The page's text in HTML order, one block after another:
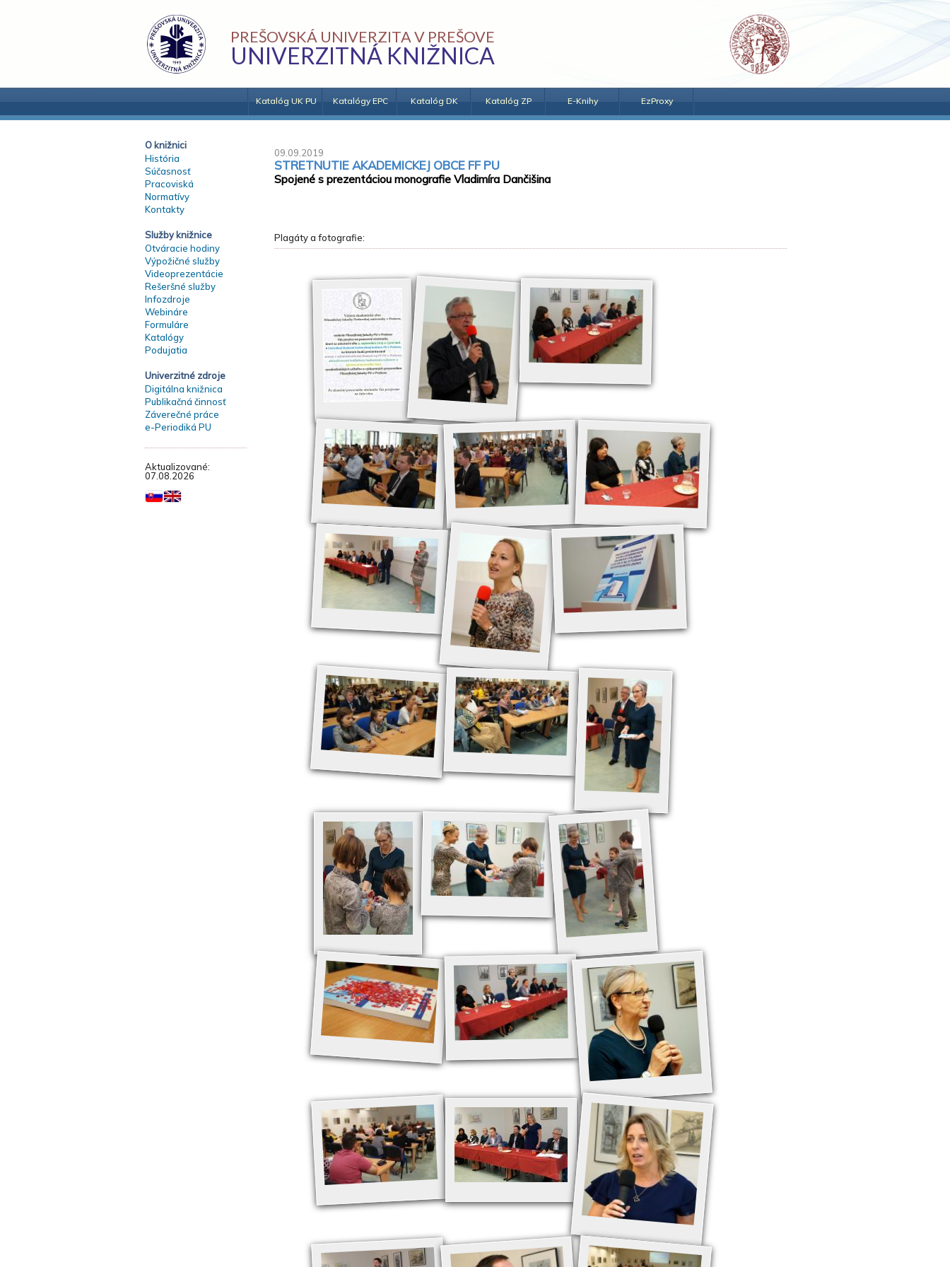
PREŠOVSKÁ UNIVERZITA V PREŠOVE
UNIVERZITNÁ KNIŽNICA
Katalóg UK PU Katalógy EPC Katalóg DK Katalóg ZP E-Knihy EzProxy
O knižnici
História
Súčasnosť
Pracoviská
Normatívy
Kontakty
Služby knižnice
Otváracie hodiny
Výpožičné služby
Videoprezentácie
Rešeršné služby
Infozdroje
Webináre
Formuláre
Katalógy
Podujatia
Univerzitné zdroje
Digitálna knižnica
Publikačná činnosť
Záverečné práce
e-Periodiká PU
Aktualizované:
07.08.2026
09.09.2019
STRETNUTIE AKADEMICKEJ OBCE FF PU
Spojené s prezentáciou monografie Vladimíra Dančišina
Plagáty a fotografie: